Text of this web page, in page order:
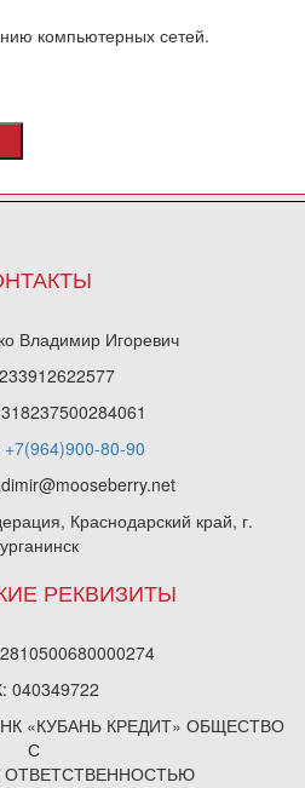
компьютерных сетей.
Владимир Игоревич
+7(964)900-80-90
Краснодарский край, г.
РЕКВИЗИТЫ
040349722
«КУБАНЬ КРЕДИТ» ОБЩЕСТВО
С
ОТВЕТСТВЕННОСТЬЮ